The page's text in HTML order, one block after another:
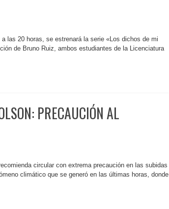
las 20 horas, se estrenará la serie «Los dichos de mi
de Bruno Ruiz, ambos estudiantes de la Licenciatura
PRECAUCIÓN AL
circular con extrema precaución en las subidas
climático que se generó en las últimas horas, donde